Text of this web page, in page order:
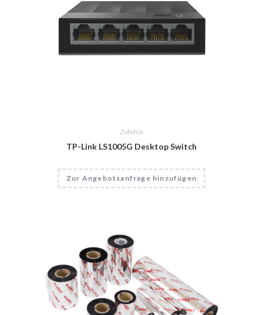
Zubehör
TP-Link LS1005G Desktop Switch
Zur Angebotsanfrage hinzufügen